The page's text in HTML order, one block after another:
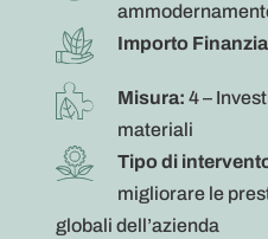
Importo
Misura: 4 –
materiali
Tipo di
migliorare le
globali dell’azienda